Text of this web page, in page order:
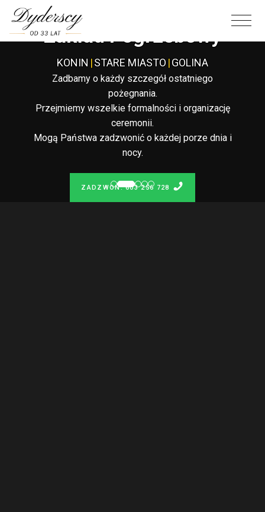
Całodobowy
Zakład Pogrzebowy
KONIN |STARE MIASTO |GOLINA
Zadbamy o każdy szczegół ostatniego
pożegnania.
Przejmiemy wszelkie formalności i organizację
ceremonii.
Mogą Państwa zadzwonić o każdej porze dnia i
nocy.
ZADZWOŃ: 603 256 728